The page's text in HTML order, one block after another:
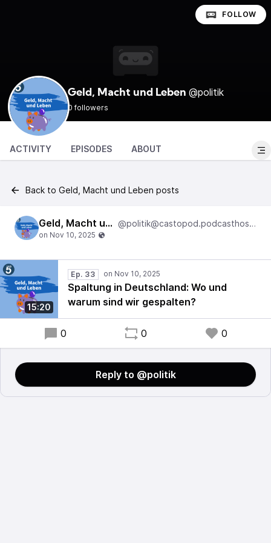
Geld, Macht und Leben @politik
0 followers
FOLLOW
ACTIVITY EPISODES ABOUT
Back to Geld, Macht und Leben posts
Geld, Macht und Leben @politik@castopod.podcasthostwuh.correctiv.net
15:20
Ep. 33
Spaltung in Deutschland: Wo und
warum sind wir gespalten?
0 0 0
Reply to @politik